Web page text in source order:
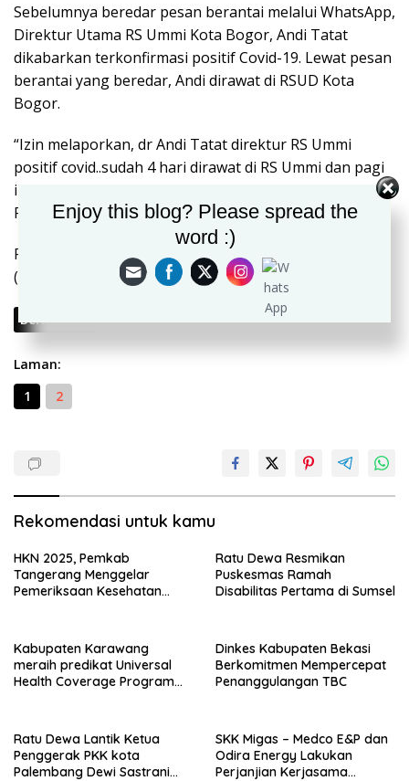
Sebelumnya beredar pesan berantai melalui WhatsApp,
Direktur Utama RS Ummi Kota Bogor, Andi Tatat
dikabarkan terkonfirmasi positif Covid-19. Lewat pesan
berantai yang beredar, Andi dirawat di RSUD Kota
Bogor.
“Izin melaporkan, dr Andi Tatat direktur RS Ummi
positif covid..sudah 4 hari dirawat di RS Ummi dan pagi
ini dapat info kondisi memburuk ARDS dirujuk ke ICU
RSUD,”
Pesan itu kemudian dibenarkan Ketua Satuan Tugas
(Satgas) Covid-19 Kota Bogor, Bima Arya.
Berikutnya
Laman:
1
2
Rekomendasi untuk kamu
HKN 2025, Pemkab
Tangerang Menggelar
Pemeriksaan Kesehatan
Ratu Dewa Resmikan
Puskesmas Ramah
Disabilitas Pertama di Sumsel
Kabupaten Karawang
meraih predikat Universal
Health Coverage Program
Dinkes Kabupaten Bekasi
Berkomitmen Mempercepat
Penanggulangan TBC
Ratu Dewa Lantik Ketua
Penggerak PKK kota
Palembang Dewi Sastrani
SKK Migas – Medco E&P dan
Odira Energy Lakukan
Perjanjian Kerjasama
Enjoy this blog? Please spread the
word :)